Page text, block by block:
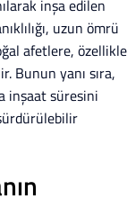
inşa edilen
uzun ömrü
afetlere, özellikle
Bunun yanı sıra,
inşaat süresini